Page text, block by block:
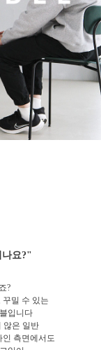
나요?"
?
밀 수 있는
입니다
않은 일반
측면에서도